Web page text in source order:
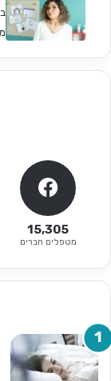
15,305
מטפלים חברים